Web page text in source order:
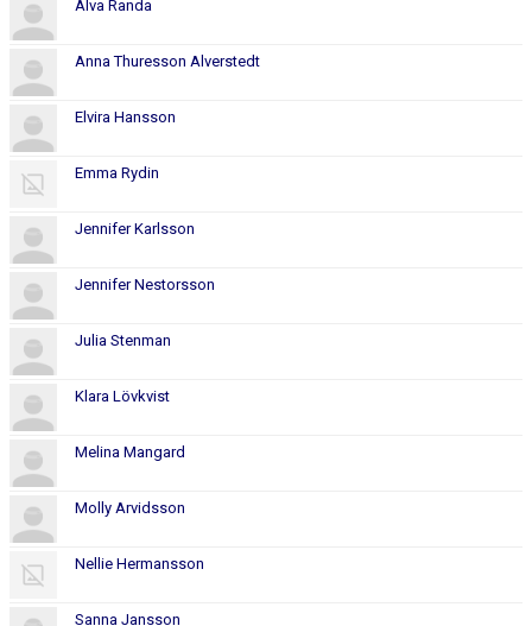
Alva Randa
Anna Thuresson Alverstedt
Elvira Hansson
Emma Rydin
Jennifer Karlsson
Jennifer Nestorsson
Julia Stenman
Klara Lövkvist
Melina Mangard
Molly Arvidsson
Nellie Hermansson
Sanna Jansson